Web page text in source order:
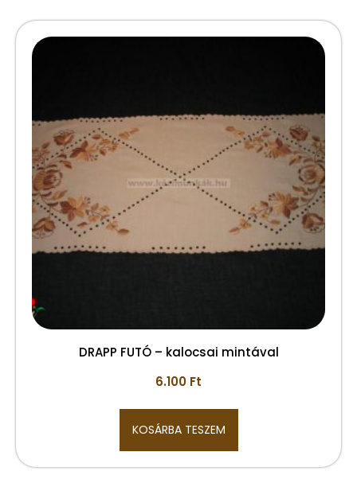
DRAPP FUTÓ – kalocsai mintával
6.100 Ft
KOSÁRBA TESZEM